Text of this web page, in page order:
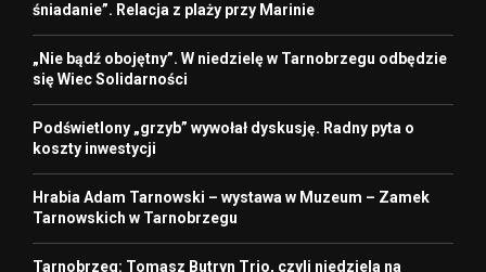
śniadanie”. Relacja z plaży przy Marinie
„Nie bądź obojętny”. W niedzielę w Tarnobrzegu odbędzie
się Wiec Solidarności
Podświetlony „grzyb” wywołał dyskusję. Radny pyta o
koszty inwestycji
Hrabia Adam Tarnowski – wystawa w Muzeum – Zamek
Tarnowskich w Tarnobrzegu
Tarnobrzeg: Tomasz Butryn Trio, czyli niedziela na